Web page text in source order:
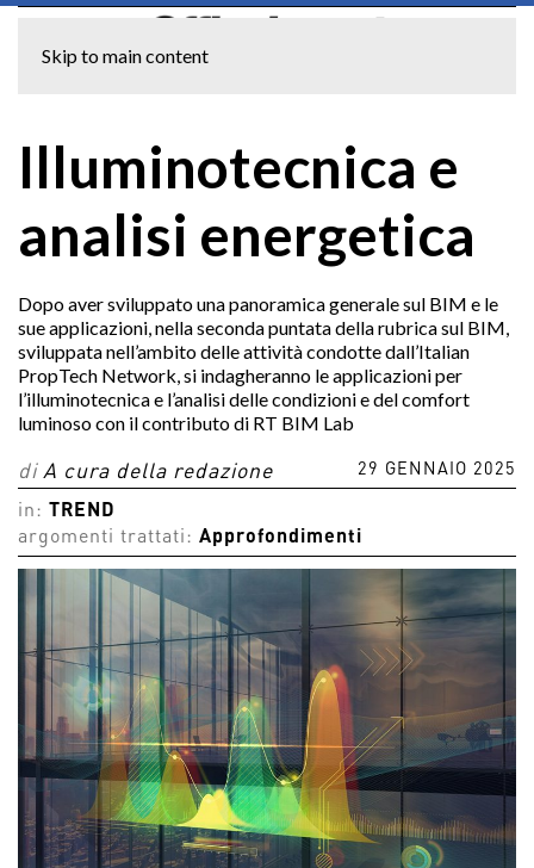
Skip to main content
Illuminotecnica e
analisi energetica
Dopo aver sviluppato una panoramica generale sul BIM e le
sue applicazioni, nella seconda puntata della rubrica sul BIM,
sviluppata nell’ambito delle attività condotte dall’Italian
PropTech Network, si indagheranno le applicazioni per
l’illuminotecnica e l’analisi delle condizioni e del comfort
luminoso con il contributo di RT BIM Lab
di A cura della redazione 29 GENNAIO 2025
in:
TREND
argomenti trattati: Approfondimenti